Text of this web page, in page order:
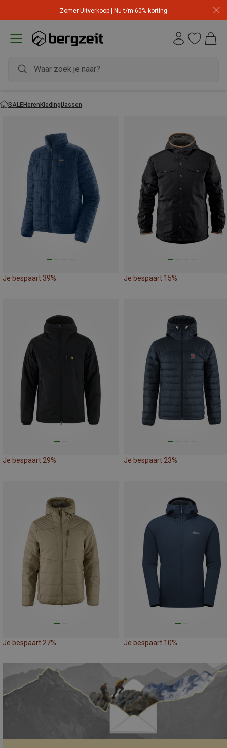
Zomer Uitverkoop | Nu t/m 60% korting
SALEHerenKledingJassen
Je bespaart 39% Je bespaart 15%
Je bespaart 29% Je bespaart 23%
Je bespaart 27% Je bespaart 10%